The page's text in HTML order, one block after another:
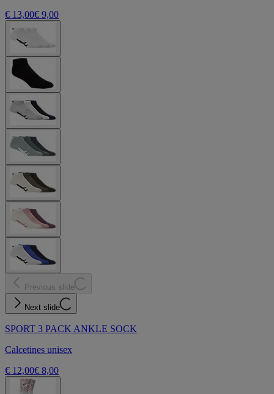
€ 13,00€ 9,00
Previous slide
Next slide
SPORT 3 PACK ANKLE SOCK
Calcetines unisex
€ 12,00€ 8,00